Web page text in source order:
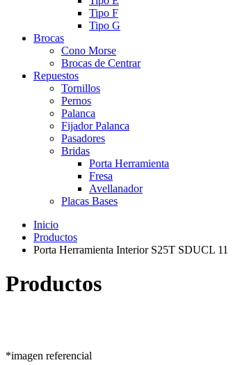
Tipo F
Tipo G
Brocas
Cono Morse
Brocas de Centrar
Repuestos
Tornillos
Pernos
Palanca
Fijador Palanca
Pasadores
Bridas
Porta Herramienta
Fresa
Avellanador
Placas Bases
Inicio
Productos
Porta Herramienta Interior S25T SDUCL 11
Productos
*imagen referencial